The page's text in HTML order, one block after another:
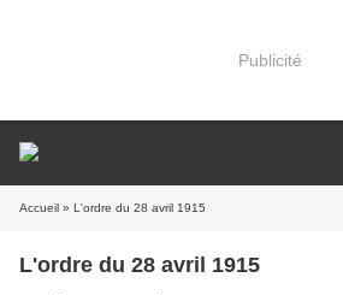
Publicité
Accueil » L'ordre du 28 avril 1915
L'ordre du 28 avril 1915